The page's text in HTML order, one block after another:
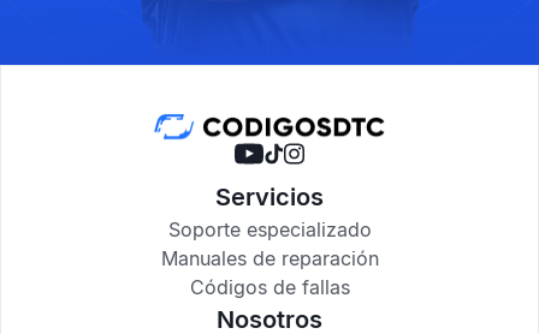
Servicios
Soporte especializado
Manuales de reparación
Códigos de fallas
Nosotros